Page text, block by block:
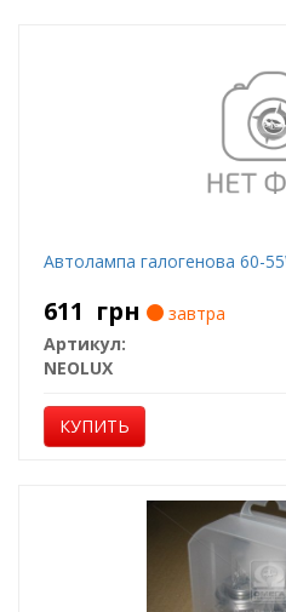
Автолампа галогенова 60-
611 грн
завтра
Артикул:
NEOLUX
КУПИТЬ